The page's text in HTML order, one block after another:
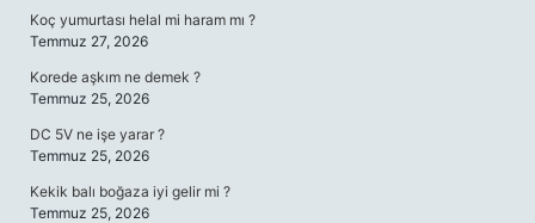
Koç yumurtası helal mi haram mı ?
Temmuz 27, 2026
Korede aşkım ne demek ?
Temmuz 25, 2026
DC 5V ne işe yarar ?
Temmuz 25, 2026
Kekik balı boğaza iyi gelir mi ?
Temmuz 25, 2026